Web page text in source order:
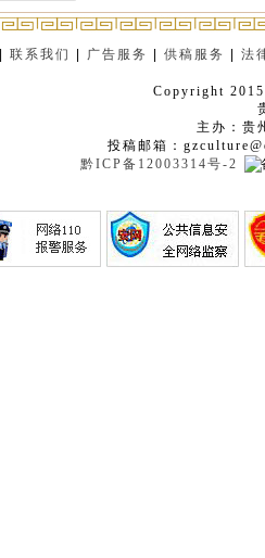
|联系我们 广告服务 |供稿服务 |法
Copyright
主办：贵
投稿邮箱：
黔ICP备12003314号-2